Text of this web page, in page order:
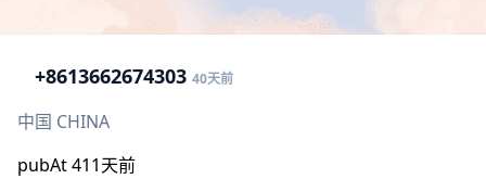
+8613662674303 40天前
中国 CHINA
pubAt 411天前